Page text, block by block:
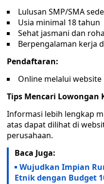
Lulusan SMP/SMA
Usia minimal 18 tahun
Sehat jasmani dan
Berpengalaman kerja
Pendaftaran:
Online melalui website
Tips Mencari Lowongan
Informasi lebih lengkap
atas dapat dilihat di
perusahaan.
Baca Juga:
Wujudkan Impian
Etnik dengan Budget